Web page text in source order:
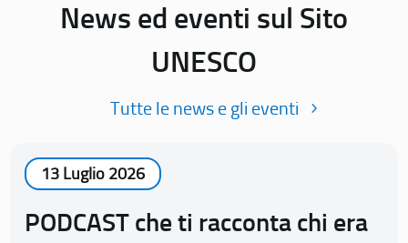
News ed eventi sul Sito
UNESCO
Tutte le news e gli eventi
13 Luglio 2026
PODCAST che ti racconta chi era